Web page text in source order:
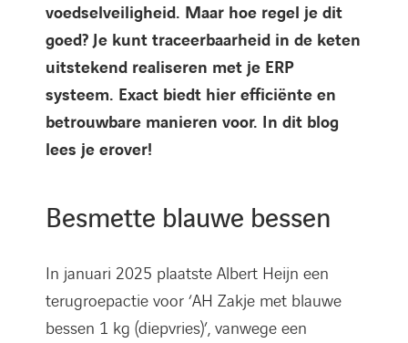
voedselveiligheid. Maar hoe regel je dit
goed? Je kunt traceerbaarheid in de keten
uitstekend realiseren met je ERP
systeem. Exact biedt hier efficiënte en
betrouwbare manieren voor. In dit blog
lees je erover!
Besmette blauwe bessen
In januari 2025 plaatste Albert Heijn een
terugroepactie voor ‘AH Zakje met blauwe
bessen 1 kg (diepvries)’, vanwege een